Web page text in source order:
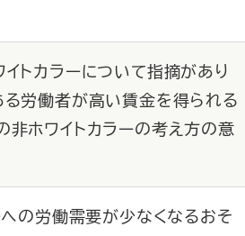
トカラーについて指摘があり
る労働者が高い賃金を得られる
非ホワイトカラーの考え方の意
への労働需要が少なくなるおそ